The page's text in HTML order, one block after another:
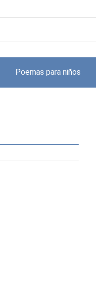
Poemas para niños